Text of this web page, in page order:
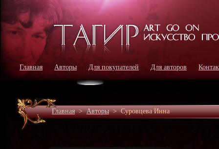
Главная Авторы Для покупателей Для авторов
Главная>Авторы>Суровцева Инна